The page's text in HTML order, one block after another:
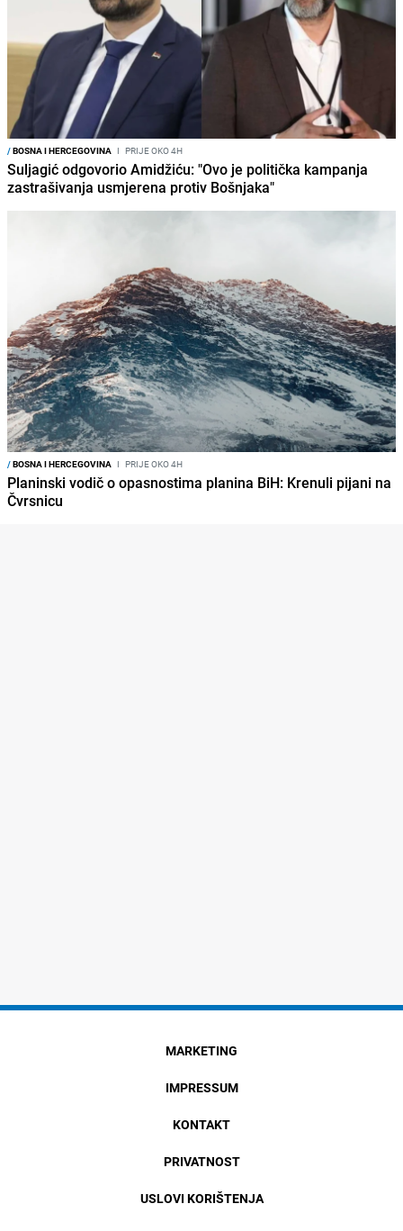
/BOSNA I HERCEGOVINA I PRIJE OKO 4H
Suljagić odgovorio Amidžiću: "Ovo je politička kampanja
zastrašivanja usmjerena protiv Bošnjaka"
/BOSNA I HERCEGOVINA I PRIJE OKO 4H
Planinski vodič o opasnostima planina BiH: Krenuli pijani na
Čvrsnicu
MARKETING
IMPRESSUM
KONTAKT
PRIVATNOST
USLOVI KORIŠTENJA